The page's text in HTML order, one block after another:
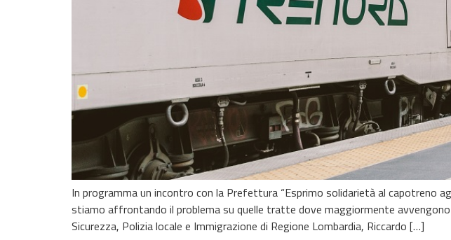
In programma un incontro con la Prefettura “Esprimo solidarietà al capotreno
stiamo affrontando il problema su quelle tratte dove maggiormente avvengono
Sicurezza, Polizia locale e Immigrazione di Regione Lombardia, Riccardo […]